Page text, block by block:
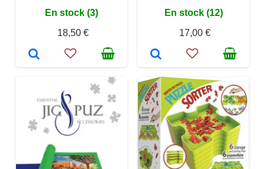
En stock (3)
18,50 €
En stock (12)
17,00 €